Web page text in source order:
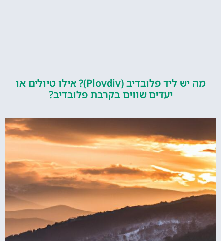
מה יש ליד פלובדיב (Plovdiv)? אילו טיולים או
יעדים שווים בקרבת פלובדיב?